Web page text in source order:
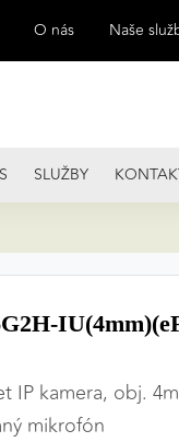
O nás Naše
SLUŽBY
IP kamera, obj.
mikrofón